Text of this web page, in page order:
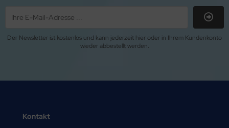
Der Newsletter ist kostenlos und kann jederzeit hier oder in Ihrem Kundenkonto
wieder abbestellt werden.
Kontakt